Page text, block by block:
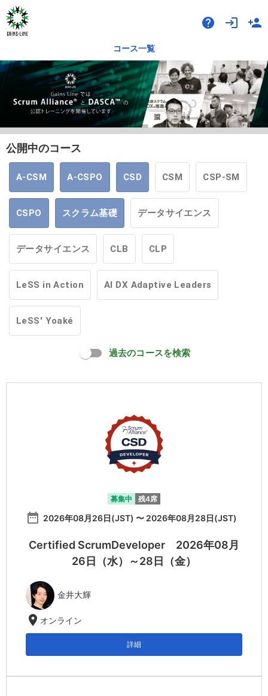
help login person_add
コース一覧
公開中のコース
A-CSM A-CSPO CSD CSM CSP-SM
CSPO スクラム基礎 データサイエンス
データサイエンス CLB CLP
LeSS in Action AI DX Adaptive Leaders
LeSS' Yoaké
過去のコースを検索
募集中 残4席
date_range 2026年08月26日(JST) 〜 2026年08月28日(JST)
Certified ScrumDeveloper 2026年08月
26日（水）～28日（金）
金井大輝
location_on オンライン
詳細